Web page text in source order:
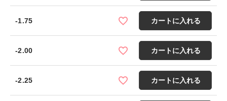
-1.75 カートに入れる
-2.00 カートに入れる
-2.25 カートに入れる